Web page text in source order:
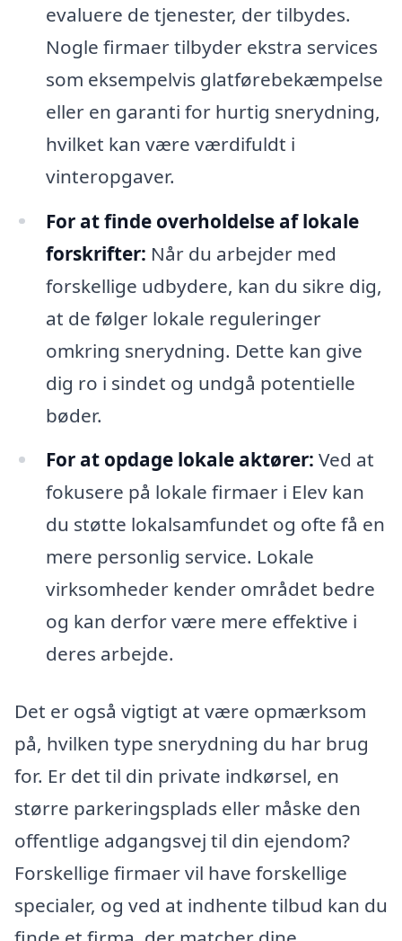
evaluere de tjenester, der tilbydes.
Nogle firmaer tilbyder ekstra services
som eksempelvis glatførebekæmpelse
eller en garanti for hurtig snerydning,
hvilket kan være værdifuldt i
vinteropgaver.
For at finde overholdelse af lokale
forskrifter: Når du arbejder med
forskellige udbydere, kan du sikre dig,
at de følger lokale reguleringer
omkring snerydning. Dette kan give
dig ro i sindet og undgå potentielle
bøder.
For at opdage lokale aktører: Ved at
fokusere på lokale firmaer i Elev kan
du støtte lokalsamfundet og ofte få en
mere personlig service. Lokale
virksomheder kender området bedre
og kan derfor være mere effektive i
deres arbejde.
Det er også vigtigt at være opmærksom
på, hvilken type snerydning du har brug
for. Er det til din private indkørsel, en
større parkeringsplads eller måske den
offentlige adgangsvej til din ejendom?
Forskellige firmaer vil have forskellige
specialer, og ved at indhente tilbud kan du